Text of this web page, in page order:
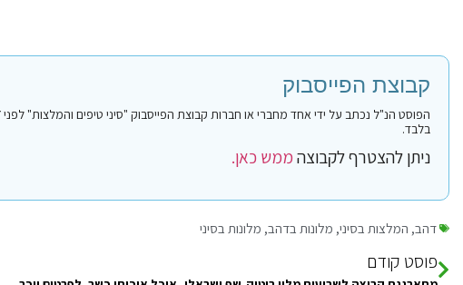
קבוצת הפייסבוק
בלבד.
ניתן להצטרף לקבוצהממש כאן.
דהב, המלצות בסיני, מלונות בדהב, מלונות בסיני
פוסט קודם